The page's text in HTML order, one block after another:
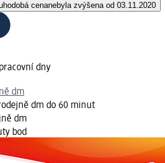
cenanebyla zvýšena od 03.11.2020
dny
dm
dm do 60 minut
dm
bod